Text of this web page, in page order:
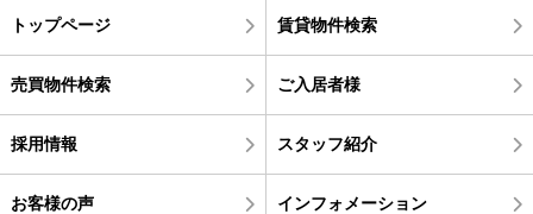
トップページ 賃貸物件検索
売買物件検索 ご入居者様
採用情報 スタッフ紹介
お客様の声 インフォメーション